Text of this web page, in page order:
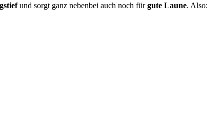
und sorgt ganz nebenbei auch noch fürgute Laune. Also: